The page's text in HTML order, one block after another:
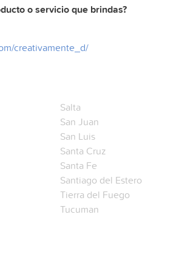
o servicio que brindas?
creativamente_d/
Salta
San Juan
San Luis
Santa Cruz
Santa Fe
Santiago del Estero
Tierra del Fuego
Tucuman